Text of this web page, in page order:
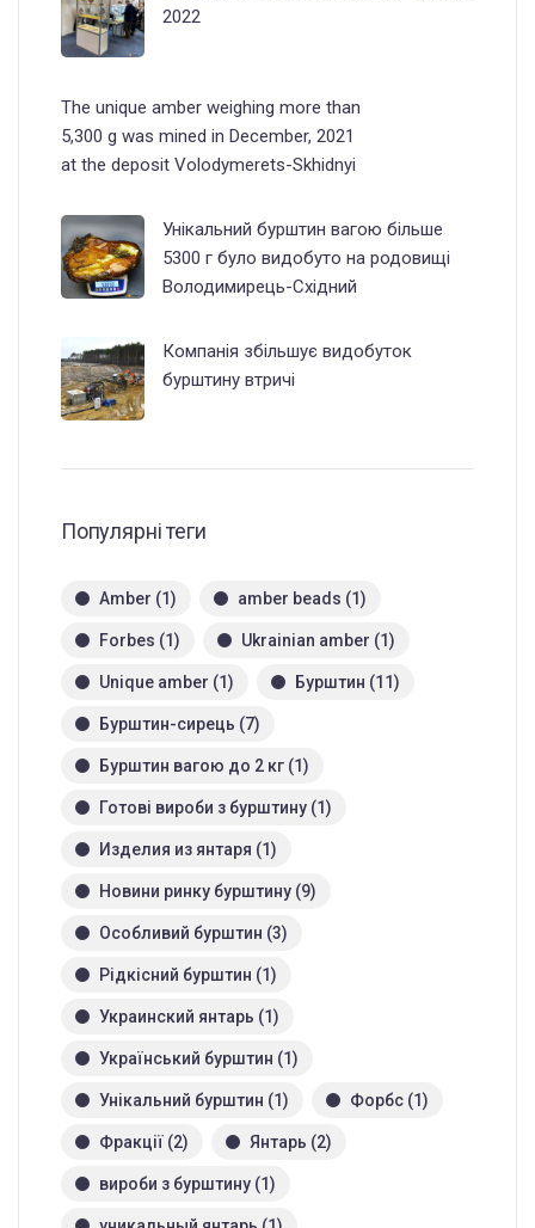
2022
The unique amber weighing more than
5,300 g was mined in December, 2021
at the deposit Volodymerets-Skhidnyi
Унікальний бурштин вагою більше
5300 г було видобуто на родовищі
Володимирець-Східний
Компанія збільшує видобуток
бурштину втричі
Популярні теги
Amber (1) amber beads (1)
Forbes (1) Ukrainian amber (1)
Unique amber (1) Бурштин (11)
Бурштин-сирець (7)
Бурштин вагою до 2 кг (1)
Готові вироби з бурштину (1)
Изделия из янтаря (1)
Новини ринку бурштину (9)
Особливий бурштин (3)
Рідкісний бурштин (1)
Украинский янтарь (1)
Український бурштин (1)
Унікальний бурштин (1) Форбс (1)
Фракції (2) Янтарь (2)
вироби з бурштину (1)